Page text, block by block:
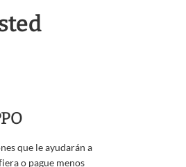
que le ayudarán a
o pague menos